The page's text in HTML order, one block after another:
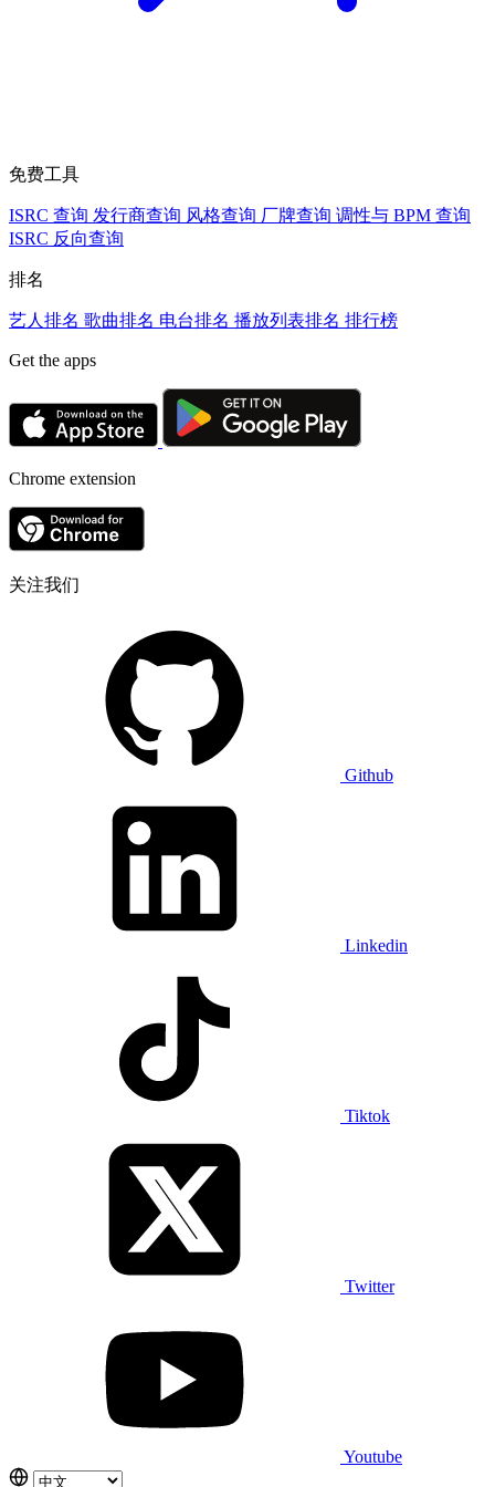
免费工具
ISRC 查询 发行商查询 风格查询 厂牌查询 调性与 BPM 查询
ISRC 反向查询
排名
艺人排名 歌曲排名 电台排名 播放列表排名 排行榜
Get the apps
Chrome extension
关注我们
Github
Linkedin
Tiktok
Twitter
Youtube